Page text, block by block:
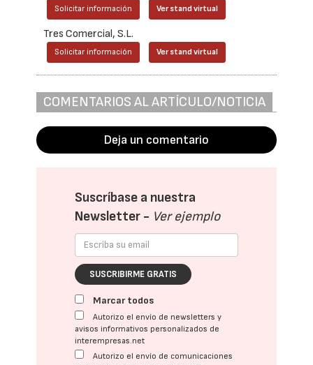
Solicitar información Ver stand virtual
Tres Comercial, S.L.
Solicitar información Ver stand virtual
COMENTARIOS AL ARTÍCULO/NOTICIA
Deja un comentario
Suscríbase a nuestra
Newsletter - Ver ejemplo
SUSCRIBIRME GRATIS
Marcar todos
Autorizo el envío de newsletters y
avisos informativos personalizados de
interempresas.net
Autorizo el envío de comunicaciones